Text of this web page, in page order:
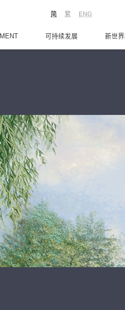
ENG
繁
简
可持续发展 新世